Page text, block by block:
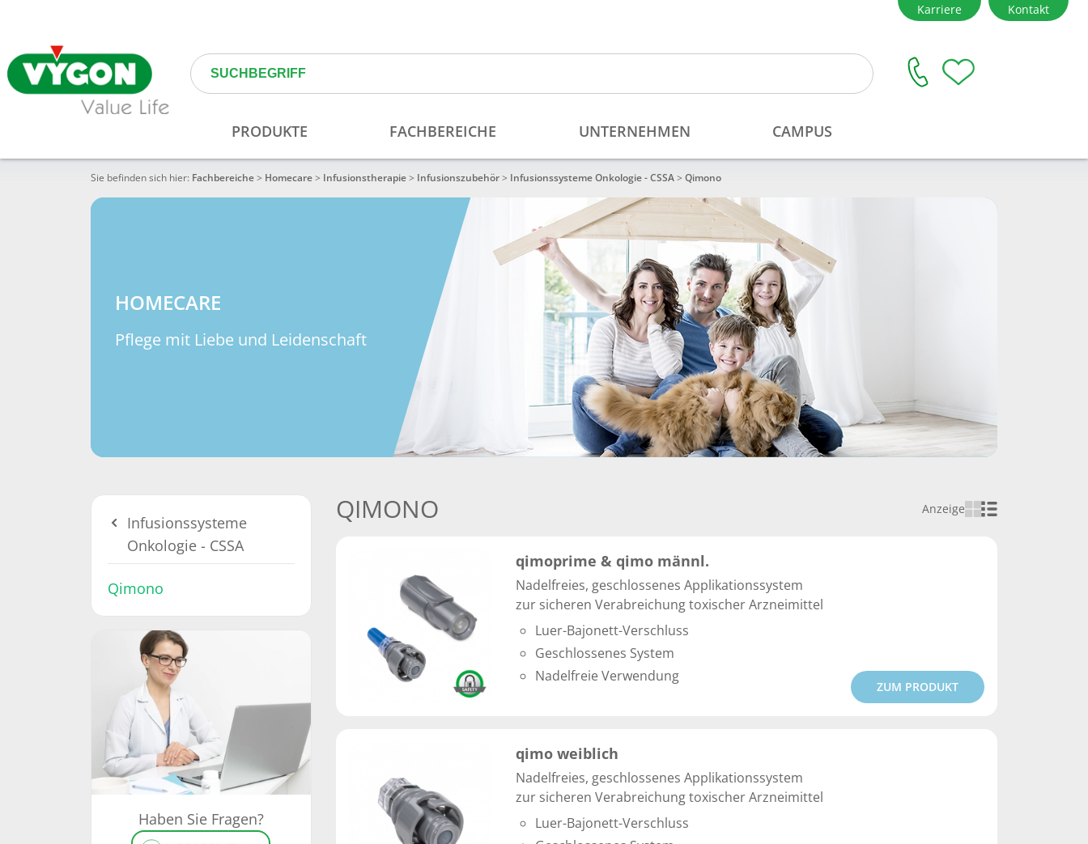
Sie befinden sich hier: Fachbereiche> Homecare> Infusionstherapie> Infusionszubehör> Infusionssysteme Onkologie - CSSA> Qimono
HOMECARE
Pflege mit Liebe und Leidenschaft
Infusionssysteme
Onkologie - CSSA
Qimono
Haben Sie Fragen?
QIMONO Anzeige
qimoprime & qimo männl.
Nadelfreies, geschlossenes Applikationssystem
zur sicheren Verabreichung toxischer Arzneimittel
Luer-Bajonett-Verschluss
Geschlossenes System
Nadelfreie Verwendung
ZUM PRODUKT
qimo weiblich
Nadelfreies, geschlossenes Applikationssystem
zur sicheren Verabreichung toxischer Arzneimittel
Luer-Bajonett-Verschluss